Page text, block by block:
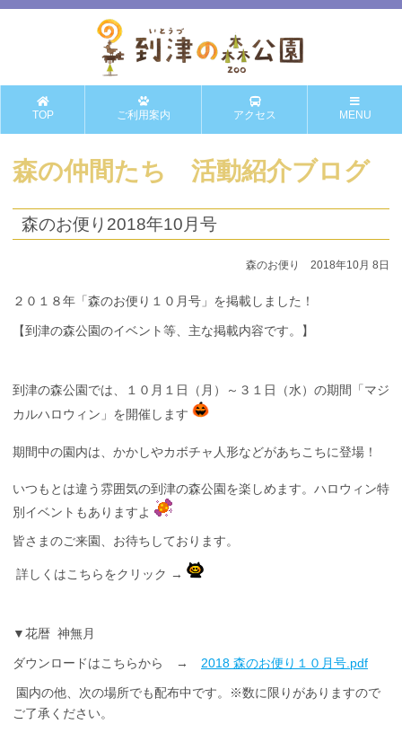
TOP ご利用案内 アクセス MENU
森の仲間たち 活動紹介ブログ
森のお便り2018年10月号
森のお便り 2018年10月 8日
２０１８年「森のお便り１０月号」を掲載しました！
【到津の森公園のイベント等、主な掲載内容です。】
到津の森公園では、１０月１日（月）～３１日（水）の期間「マジ
カルハロウィン」を開催します
期間中の園内は、かかしやカボチャ人形などがあちこちに登場！
いつもとは違う雰囲気の到津の森公園を楽しめます。ハロウィン特
別イベントもありますよ
皆さまのご来園、お待ちしております。
詳しくはこちらをクリック →
▼花暦 神無月
ダウンロードはこちらから → 2018 森のお便り１０月号.pdf
園内の他、次の場所でも配布中です。※数に限りがありますので
ご了承ください。